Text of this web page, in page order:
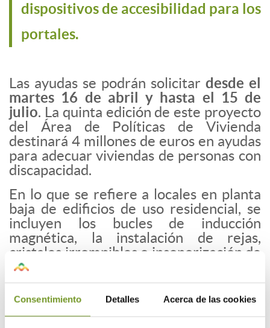
Consentimiento Detalles Acerca de las cookies
dispositivos de accesibilidad para los
portales.
Las ayudas se podrán solicitar desde el
martes 16 de abril y hasta el 15 de
julio. La quinta edición de este proyecto
del Área de Políticas de Vivienda
destinará 4 millones de euros en ayudas
para adecuar viviendas de personas con
discapacidad.
En lo que se refiere a locales en planta
baja de edificios de uso residencial, se
incluyen los bucles de inducción
magnética, la instalación de rejas,
cristales irrompibles o insonorización de
estancias que favorezcan la seguridad
en las personas con discapacidad
intelectual y las obras de adaptación del